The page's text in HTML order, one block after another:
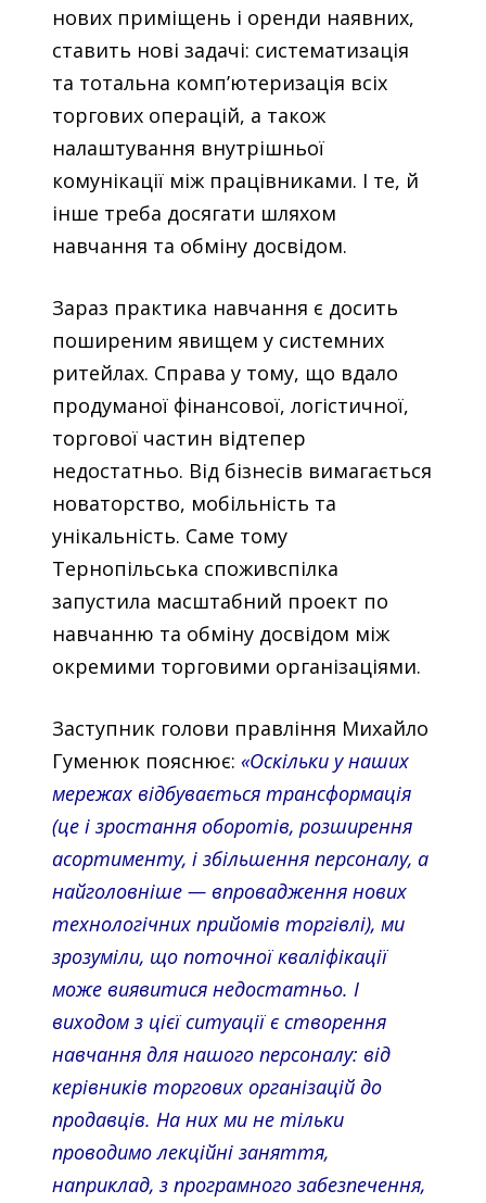
нових приміщень і оренди наявних,
ставить нові задачі: систематизація
та тотальна комп’ютеризація всіх
торгових операцій, а також
налаштування внутрішньої
комунікації між працівниками. І те, й
інше треба досягати шляхом
навчання та обміну досвідом.
Зараз практика навчання є досить
поширеним явищем у системних
ритейлах. Справа у тому, що вдало
продуманої фінансової, логістичної,
торгової частин відтепер
недостатньо. Від бізнесів вимагається
новаторство, мобільність та
унікальність. Саме тому
Тернопільська споживспілка
запустила масштабний проект по
навчанню та обміну досвідом між
окремими торговими організаціями.
Заступник голови правління Михайло
Гуменюк пояснює: «Оскільки у наших
мережах відбувається трансформація
(це і зростання оборотів, розширення
асортименту, і збільшення персоналу, а
найголовніше — впровадження нових
технологічних прийомів торгівлі), ми
зрозуміли, що поточної кваліфікації
може виявитися недостатньо. І
виходом з цієї ситуації є створення
навчання для нашого персоналу: від
керівників торгових організацій до
продавців. На них ми не тільки
проводимо лекційні заняття,
наприклад, з програмного забезпечення,